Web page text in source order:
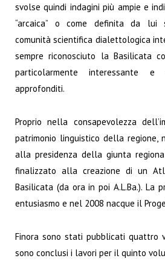
svolse quindi indagini più ampie e
“arcaica” o come definita da lui
comunità scientifica dialettologica
sempre riconosciuto la Basilicata
particolarmente interessante
approfonditi.
Proprio nella consapevolezza
patrimonio linguistico della regione,
alla presidenza della giunta
finalizzato alla creazione di un
Basilicata (da ora in poi A.L.Ba.). La
entusiasmo e nel 2008 nacque il
Finora sono stati pubblicati quattro
sono conclusi i lavori per il quinto